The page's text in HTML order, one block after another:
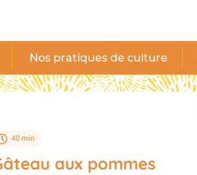
Nos pratiques de culture
40 min
aux pommes